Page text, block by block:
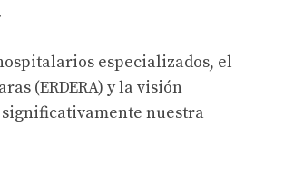
especializados, el
(ERDERA) y la visión
nuestra